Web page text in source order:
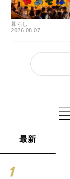
暮らし
2026.08.07
最新